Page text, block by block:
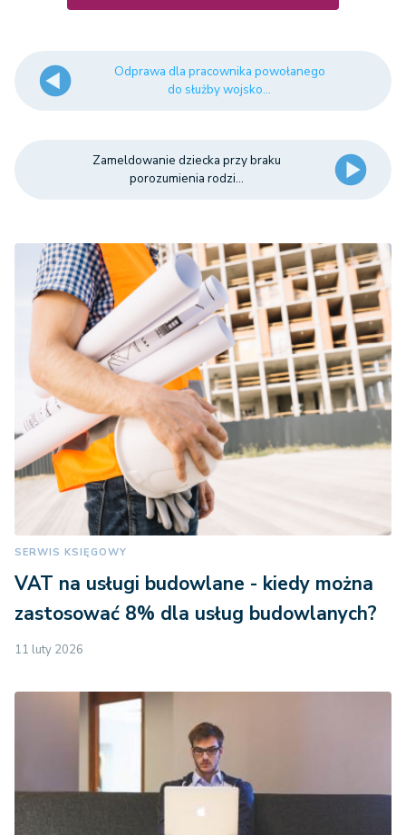
Odprawa dla pracownika powołanego
do służby wojsko...
Zameldowanie dziecka przy braku
porozumienia rodzi...
SERWIS KSIĘGOWY
VAT na usługi budowlane - kiedy można
zastosować 8% dla usług budowlanych?
11 luty 2026